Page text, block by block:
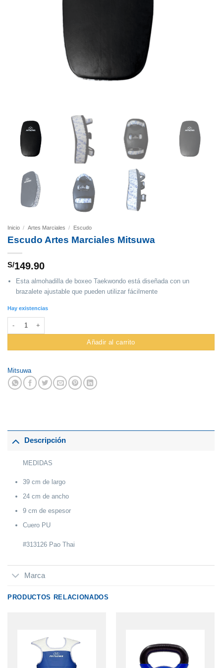
Inicio / Artes Marciales / Escudo
Escudo Artes Marciales Mitsuwa
S/149.90
Esta almohadilla de boxeo Taekwondo está diseñada con un
brazalete ajustable que pueden utilizar fácilmente
Hay existencias
Escudo Artes Marciales Mitsuwa cantidad
Añadir al carrito
Mitsuwa
Descripción
MEDIDAS
39 cm de largo
24 cm de ancho
9 cm de espesor
Cuero PU
#313126 Pao Thai
Marca
PRODUCTOS RELACIONADOS